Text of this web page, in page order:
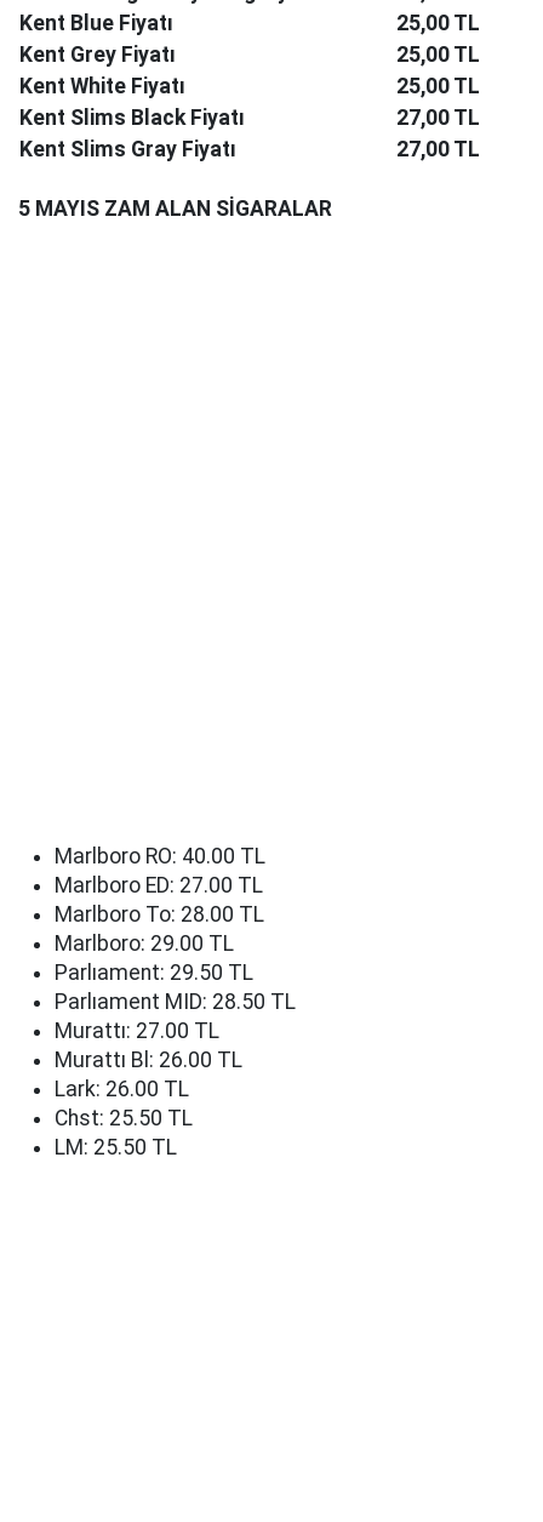
Kent Blue Fiyatı
25,00 TL
Kent Grey Fiyatı
25,00 TL
Kent White Fiyatı
25,00 TL
Kent Slims Black Fiyatı
27,00 TL
Kent Slims Gray Fiyatı
27,00 TL
5 MAYIS ZAM ALAN SİGARALAR
Marlboro RO: 40.00 TL
Marlboro ED: 27.00 TL
Marlboro To: 28.00 TL
Marlboro: 29.00 TL
Parlıament: 29.50 TL
Parlıament MID: 28.50 TL
Murattı: 27.00 TL
Murattı Bl: 26.00 TL
Lark: 26.00 TL
Chst: 25.50 TL
LM: 25.50 TL